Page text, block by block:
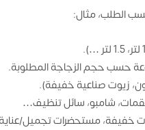
حسب حجم الزجاجة المطلوبة.
زيوت صناعية خفيفة).
شامبو، سائل تنظيف…
خفيفة، مستحضرات تجميل/